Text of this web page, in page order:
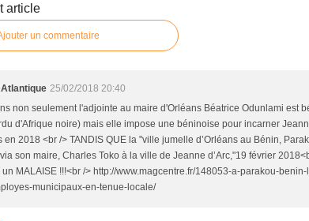
article
un commentaire
25/02/2018 20:40
non seulement l'adjointe au maire d'Orléans Béatrice Odunlami est
d'Afrique noire) mais elle impose une béninoise pour incarner
en 2018 <br /> TANDIS QUE la "ville jumelle d’Orléans au Bénin,
son maire, Charles Toko à la ville de Jeanne d’Arc,"19 février
un MALAISE !!!<br /> http://www.magcentre.fr/148053-a-parakou-
municipaux-en-tenue-locale/